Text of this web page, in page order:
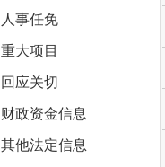
人事任免
重大项目
回应关切
财政资金信息
其他法定信息
武和谦主持召开五届市政府第110次常务会议
武和谦主持召开五届市政府第108次常务会议
武和谦主持召开五届市政府第107次常务会议 2026-03-17